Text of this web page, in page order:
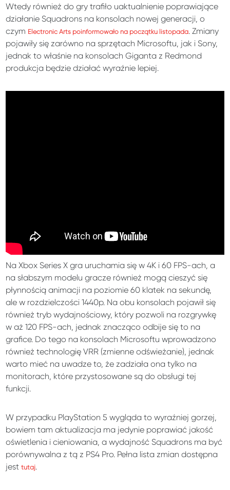
Wtedy również do gry trafiło uaktualnienie poprawiające
działanie Squadrons na konsolach nowej generacji, o
czym Electronic Arts poinformowało na początku listopada. Zmiany
pojawiły się zarówno na sprzętach Microsoftu, jak i Sony,
jednak to właśnie na konsolach Giganta z Redmond
produkcja będzie działać wyraźnie lepiej.
Na Xbox Series X gra uruchamia się w 4K i 60 FPS-ach, a
na słabszym modelu gracze również mogą cieszyć się
płynnością animacji na poziomie 60 klatek na sekundę,
ale w rozdzielczości 1440p. Na obu konsolach pojawił się
również tryb wydajnościowy, który pozwoli na rozgrywkę
w aż 120 FPS-ach, jednak znacząco odbije się to na
grafice. Do tego na konsolach Microsoftu wprowadzono
również technologię VRR (zmienne odświeżanie), jednak
warto mieć na uwadze to, że zadziała ona tylko na
monitorach, które przystosowane są do obsługi tej
funkcji.
W przypadku PlayStation 5 wygląda to wyraźniej gorzej,
bowiem tam aktualizacja ma jedynie poprawiać jakość
oświetlenia i cieniowania, a wydajność Squadrons ma być
porównywalna z tą z PS4 Pro. Pełna lista zmian dostępna
jesttutaj.